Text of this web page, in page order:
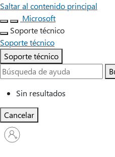
Saltar al contenido principal
Microsoft
Soporte técnico
Soporte técnico
Soporte técnico
Sin resultados
Cancelar
Iniciar
sesión